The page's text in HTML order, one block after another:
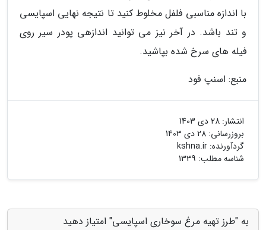
با اندازه مناسبی فلفل مخلوط کنید تا نتیجه نهایی اسپایسی
و تند باشد. در آخر نیز می توانید اندازهی پودر سیر روی
فیله های سرخ شده بپاشید.
منبع: اسنپ فود
انتشار: 28 دی 1403
بروزرسانی: 28 دی 1403
گردآورنده: kshna.ir
شناسه مطلب: 1339
به "طرز تهیه مرغ سوخاری اسپایسی" امتیاز دهید